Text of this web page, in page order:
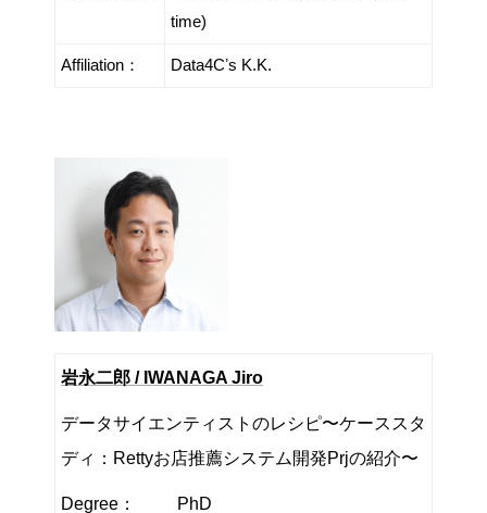
time)
Affiliation： Data4Cʼs K.K.
岩永二郎 / IWANAGA Jiro
データサイエンティストのレシピ〜ケーススタ
ディ：Rettyお店推薦システム開発Prjの紹介〜
Degree： PhD